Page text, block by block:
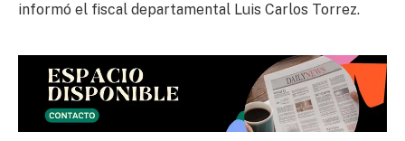
informó el fiscal departamental Luis Carlos Torrez.